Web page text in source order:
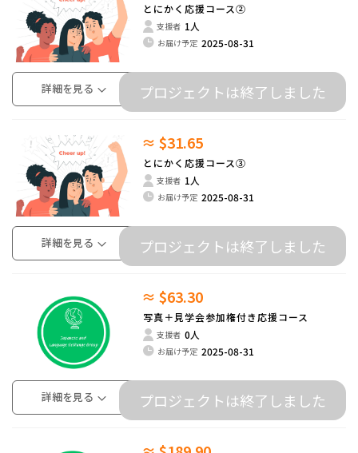
とにかく応援コース②
支援者 1人
お届け予定 2025-08-31
詳細を見る プロジェクトは終了しました
≈ $31.65
とにかく応援コース③
支援者 1人
お届け予定 2025-08-31
詳細を見る プロジェクトは終了しました
≈ $63.30
写真＋見学会参加権付き応援コース
支援者 0人
お届け予定 2025-08-31
詳細を見る プロジェクトは終了しました